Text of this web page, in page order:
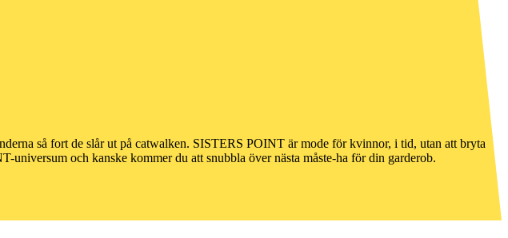
så fort de slår ut på catwalken. SISTERS POINT är mode för kvinnor, i tid, utan att bryta
och kanske kommer du att snubbla över nästa måste-ha för din garderob.